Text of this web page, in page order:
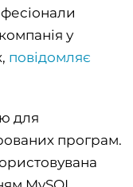
у
повідомляє
для
програм.